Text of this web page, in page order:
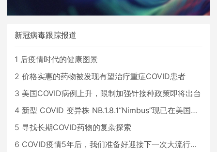
新冠病毒跟踪报道
1 后疫情时代的健康图景
2 价格实惠的药物被发现有望治疗重症COVID患者
3 美国COVID病例上升，限制加强针接种政策即将出台
4 新型 COVID 变异株 NB.1.8.1“Nimbus”现已在美国占据主导地位
5 寻找长期COVID药物的复杂探索
6 COVID疫情5年后，我们准备好迎接下一次大流行了吗？